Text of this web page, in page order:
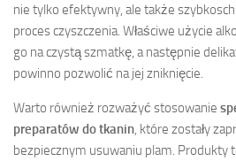
nie tylko efektywny, ale także
proces czyszczenia. Właściwe użycie
go na czystą szmatkę, a następnie
powinno pozwolić na jej zniknięcie.
Warto również rozważyć stosowanie
preparatów do tkanin, które zostały
bezpiecznym usuwaniu plam. Produkty